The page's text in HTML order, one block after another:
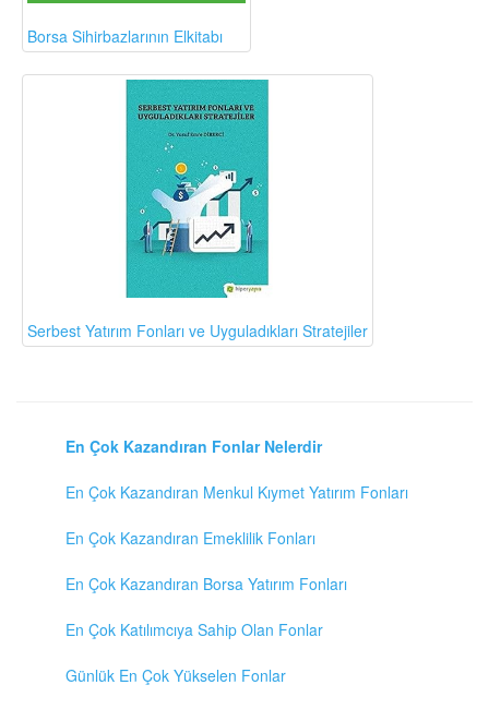
Borsa Sihirbazlarının Elkitabı
Serbest Yatırım Fonları ve Uyguladıkları Stratejiler
En Çok Kazandıran Fonlar Nelerdir
En Çok Kazandıran Menkul Kıymet Yatırım Fonları
En Çok Kazandıran Emeklilik Fonları
En Çok Kazandıran Borsa Yatırım Fonları
En Çok Katılımcıya Sahip Olan Fonlar
Günlük En Çok Yükselen Fonlar